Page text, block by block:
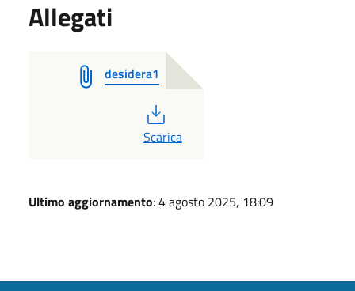
Allegati
desidera1
PDF
Scarica
Ultimo aggiornamento: 4 agosto 2025, 18:09